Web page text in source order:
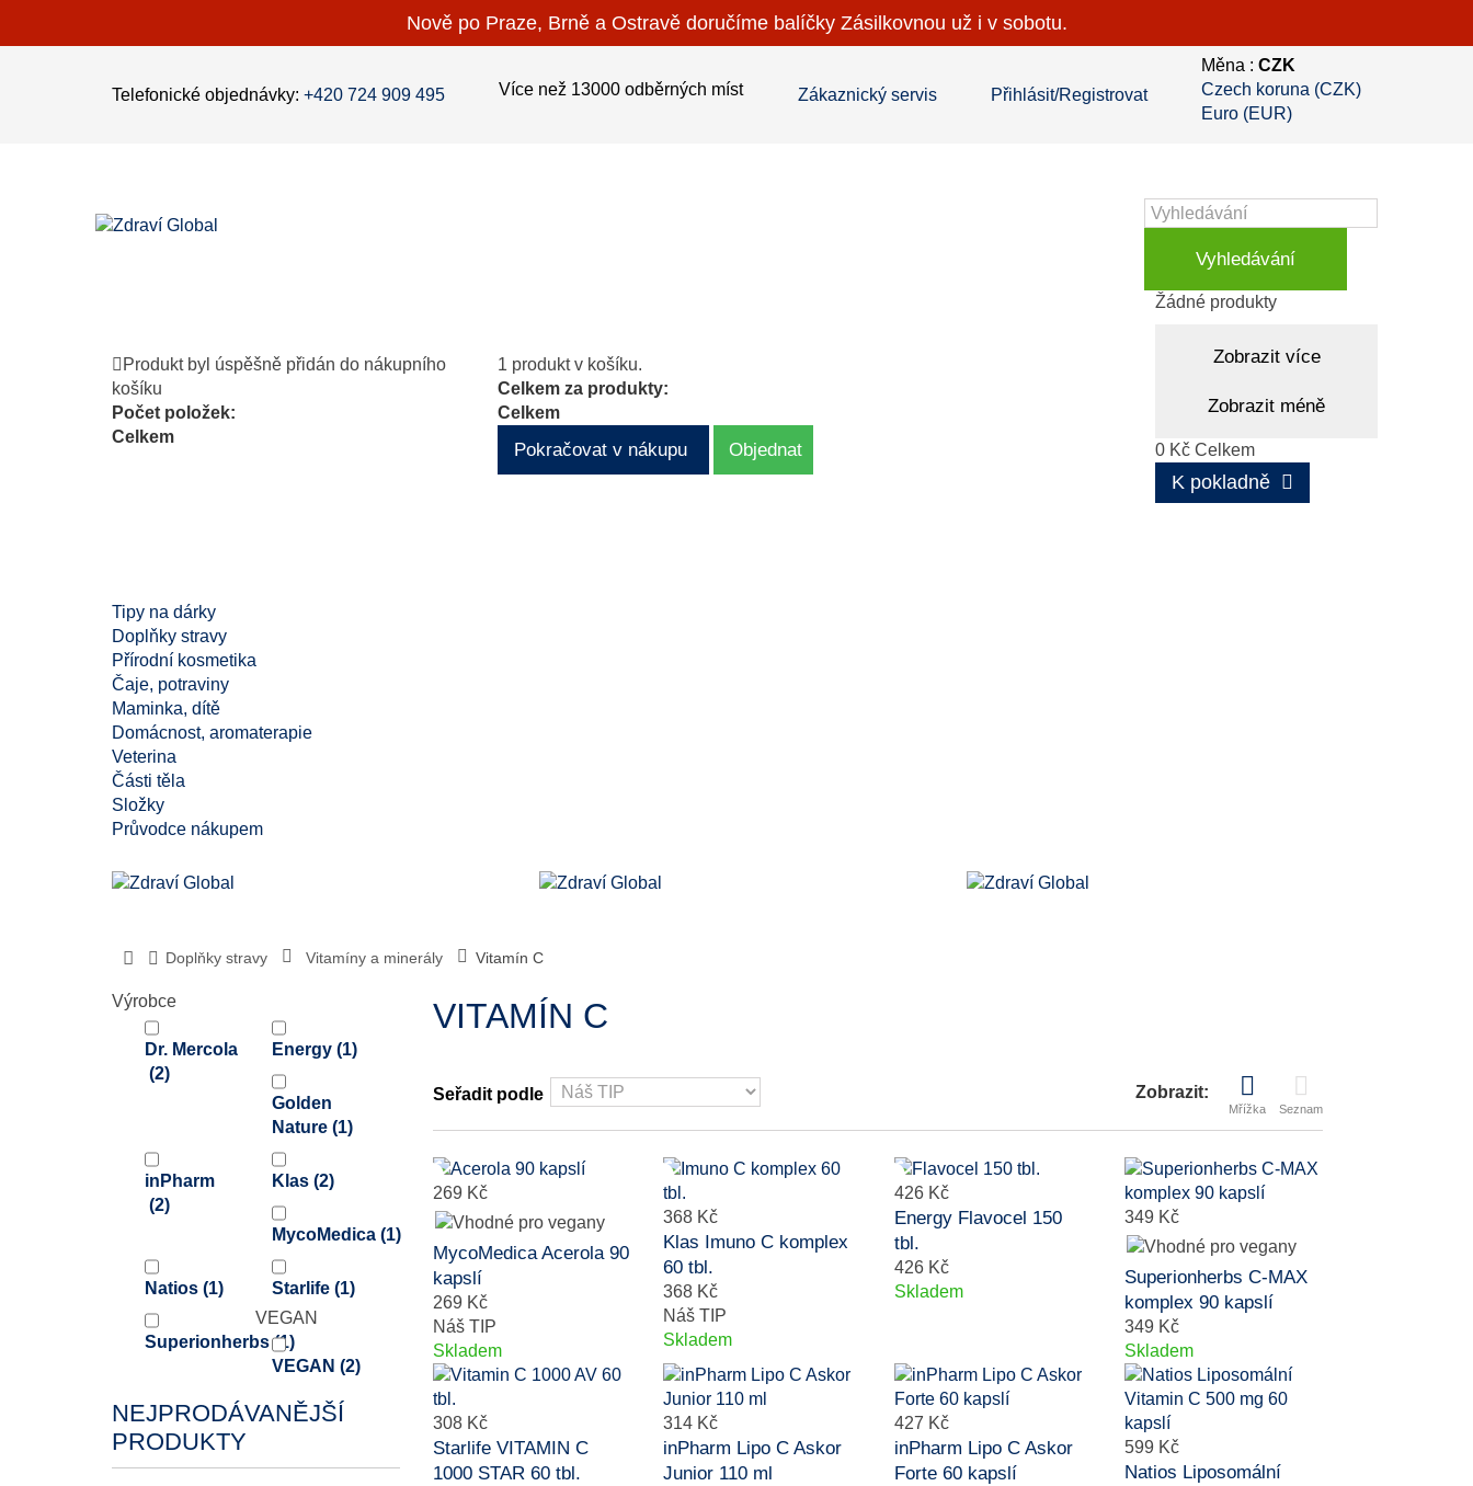
Nově po Praze, Brně a Ostravě doručíme balíčky Zásilkovnou už i v sobotu.
Telefonické objednávky: +420 724 909 495 Více než 13000 odběrných míst Zákaznický servis Přihlásit/Registrovat
Měna : CZK
Czech koruna (CZK)
Euro (EUR)
Vyhledávání
Košík
(prázdný)
Žádné produkty
Zobrazit více
Zobrazit méně
0 Kč Celkem
K pokladně
Produkt byl úspěšně přidán do nákupního
košíku
Počet položek:
Celkem
1 produkt v košíku.
Celkem za produkty:
Celkem
Pokračovat v nákupu Objednat
Tipy na dárky
Doplňky stravy
Přírodní kosmetika
Čaje, potraviny
Maminka, dítě
Domácnost, aromaterapie
Veterina
Části těla
Složky
Průvodce nákupem
Doplňky stravy Vitamíny a minerály Vitamín C
Výrobce
Dr. Mercola
(2)
Energy(1)
Golden
Nature(1)
inPharm
(2)
Klas(2)
MycoMedica(1)
Natios (1) Starlife(1)
Superionherbs(1)
VEGAN
VEGAN(2)
NEJPRODÁVANĚJŠÍ
PRODUKTY
VITAMÍN C
Zobrazit:
Mřížka Seznam
Seřadit podle
269 Kč
MycoMedica Acerola 90
kapslí
269 Kč
Náš TIP
Skladem
368 Kč
Klas Imuno C komplex
60 tbl.
368 Kč
Náš TIP
Skladem
426 Kč
Energy Flavocel 150
tbl.
426 Kč
Skladem
349 Kč
Superionherbs C-MAX
komplex 90 kapslí
349 Kč
Skladem
308 Kč
Starlife VITAMIN C
1000 STAR 60 tbl.
314 Kč
inPharm Lipo C Askor
Junior 110 ml
427 Kč
inPharm Lipo C Askor
Forte 60 kapslí
599 Kč
Natios Liposomální